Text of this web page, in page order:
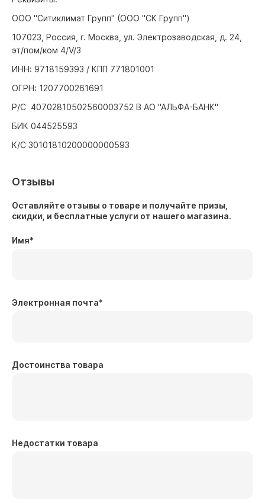
ООО "Ситиклимат Групп" (ООО "СК Групп")
107023, Россия, г. Москва, ул. Электрозаводская, д. 24,
эт/пом/ком 4/V/3
ИНН: 9718159393 / КПП 771801001
ОГРН: 1207700261691
Р/С 40702810502560003752 В АО "АЛЬФА-БАНК"
БИК 044525593
К/С 30101810200000000593
Отзывы
Оставляйте отзывы о товаре и получайте призы,
скидки, и бесплатные услуги от нашего магазина.
Имя*
Электронная почта*
Достоинства товара
Недостатки товара